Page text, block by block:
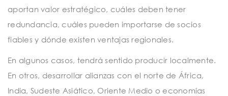
aportan valor estratégico, cuáles deben tener
redundancia, cuáles pueden importarse de socios
fiables y dónde existen ventajas regionales.
En algunos casos, tendrá sentido producir localmente.
En otros, desarrollar alianzas con el norte de África,
India, Sudeste Asiático, Oriente Medio o economías